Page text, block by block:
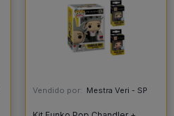
Vendido por: Mestra Veri - SP